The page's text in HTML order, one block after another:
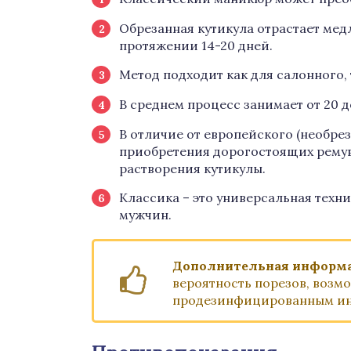
Обрезанная кутикула отрастает
протяжении 14-20 дней.
Метод подходит как для
В среднем процесс занимает от 20
В отличие от европейского
приобретения дорогостоящих
растворения кутикулы.
Классика – это универсальная
мужчин.
Дополнительная
вероятность порезов,
продезинфицированным